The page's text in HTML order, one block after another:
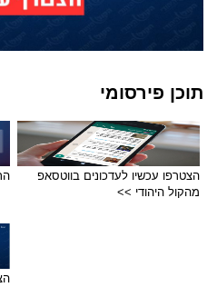
תוכן פירסומי
הצטרפו עכשיו לעדכונים בווטסאפ
מהקול היהודי >>